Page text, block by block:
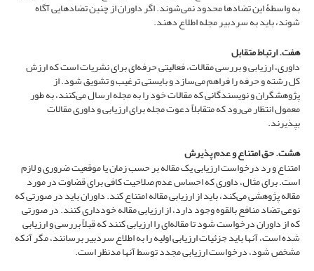
به واسطۀ این تضادها محدود نمی‌شوند. اگر داوران از چنین تضادهایی آگاه
شوند، باید به سردبیر مجله اطلاع دهند.
هفت. ارتباط متقابل
داوری، ارزیابی و بررسی مقالات، فعالیتی حرفه‌ای برای نشریات است که ارزش
کل رشته و حرفه را فراهم می‌سازد و بایستی ترغیب و تشویق شود. از
پژوهشگران و نویسندگانی که مقالات خود را به مجله ارسال می‌کنند، به طور
معمول انتظار می‌رود که متقابلاً دعوت مجله برای ارزیابی و داوری مقالات
بپذیرند.
هشت. حق امتناع و عدم پذیرش
امتناع و رد درخواست ارزیابی یک مقاله بر حسب زمان یا موقعیت ضروری و لازم
است. برای مثال، داوری که احساس عدم صلاحیت کافی برای قضاوت در مورد
مقاله پژوهشی می‌کند، باید از ارزیابی مقاله امتناع کند. داوران باید در صورتی که
نوعی تضاد منافع بالقوه وجود دارد، از ارزیابی مقاله خودداری کنند. در صورتی
که از داوران درخواست شود تا مقاله‌ای را ارزیابی کنند که قبلاً بررسی و ارزیابی
شده است، آنها باید جزئیات ارزیابی اولیه را به اطلاع سردبیر برسانند، مگر آنکه
مشخص شود، درخواست ارزیابی مجدد توسط آنها مدنظر است.